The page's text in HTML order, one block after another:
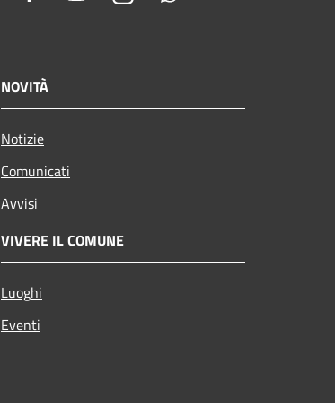
NOVITÀ
Notizie
Comunicati
Avvisi
VIVERE IL COMUNE
Luoghi
Eventi